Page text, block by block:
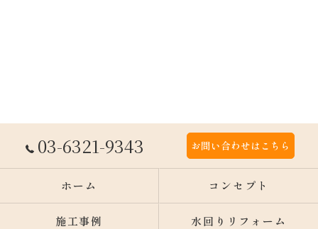
03-6321-9343 お問い合わせはこちら
ホーム コンセプト
施工事例 水回りリフォーム